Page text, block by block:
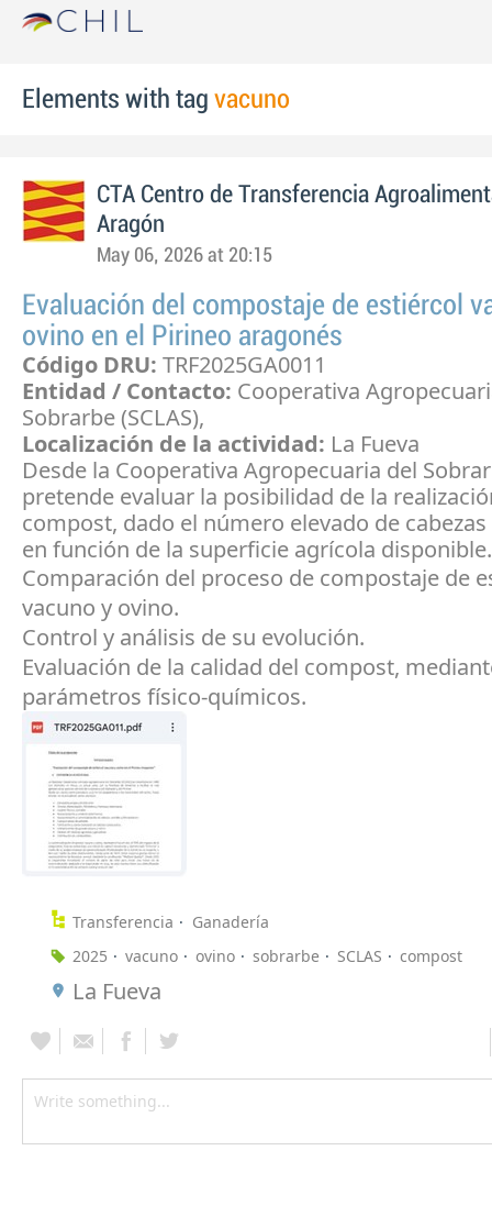
Elements with tag vacuno
CTA Centro de Transferencia
Aragón
May 06, 2026 at 20:15
Evaluación del compostaje de estiércol
ovino en el Pirineo aragonés
Código DRU: TRF2025GA0011
Entidad / Contacto: Cooperativa
Sobrarbe (SCLAS),
Localización de la actividad: La Fueva
Desde la Cooperativa Agropecuaria del
pretende evaluar la posibilidad de la
compost, dado el número elevado de
en función de la superficie agrícola disponible.
Comparación del proceso de compostaje de
vacuno y ovino.
Control y análisis de su evolución.
Evaluación de la calidad del compost,
parámetros físico-químicos.
Transferencia
Ganadería
2025
vacuno ovino sobrarbe SCLAS compost
La Fueva